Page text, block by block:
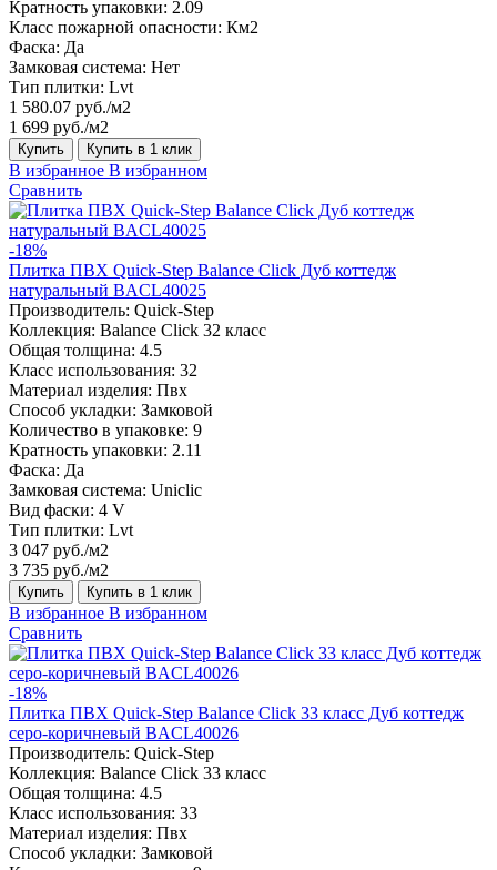
Кратность упаковки: 2.09
Класс пожарной опасности: Км2
Фаска: Да
Замковая система: Нет
Тип плитки: Lvt
1 580.07 руб./м2
1 699 руб./м2
Купить Купить в 1 клик
В избранное В избранном
Сравнить
-18%
Плитка ПВХ Quick-Step Balance Click Дуб коттедж
натуральный BACL40025
Производитель: Quick-Step
Коллекция: Balance Click 32 класс
Общая толщина: 4.5
Класс использования: 32
Материал изделия: Пвх
Способ укладки: Замковой
Количество в упаковке: 9
Кратность упаковки: 2.11
Фаска: Да
Замковая система: Uniclic
Вид фаски: 4 V
Тип плитки: Lvt
3 047 руб./м2
3 735 руб./м2
Купить Купить в 1 клик
В избранное В избранном
Сравнить
-18%
Плитка ПВХ Quick-Step Balance Click 33 класс Дуб коттедж
серо-коричневый BACL40026
Производитель: Quick-Step
Коллекция: Balance Click 33 класс
Общая толщина: 4.5
Класс использования: 33
Материал изделия: Пвх
Способ укладки: Замковой